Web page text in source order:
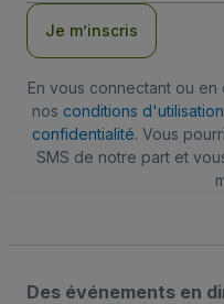
Je m’inscris
En vous connectant ou
nos conditions d'utilisation
confidentialité. Vous
SMS de notre part et
Des événements en